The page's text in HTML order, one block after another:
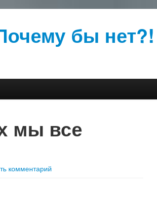
бы нет?!
мы все
комментарий